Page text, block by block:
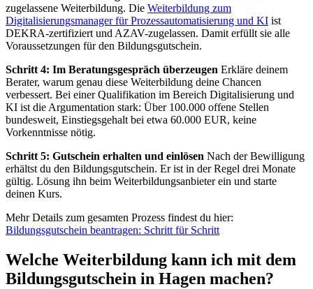
zugelassene Weiterbildung. Die Weiterbildung zum
Digitalisierungsmanager für Prozessautomatisierung und KI ist
DEKRA-zertifiziert und AZAV-zugelassen. Damit erfüllt sie alle
Voraussetzungen für den Bildungsgutschein.
Schritt 4: Im Beratungsgespräch überzeugen Erkläre deinem
Berater, warum genau diese Weiterbildung deine Chancen
verbessert. Bei einer Qualifikation im Bereich Digitalisierung und
KI ist die Argumentation stark: Über 100.000 offene Stellen
bundesweit, Einstiegsgehalt bei etwa 60.000 EUR, keine
Vorkenntnisse nötig.
Schritt 5: Gutschein erhalten und einlösen Nach der Bewilligung
erhältst du den Bildungsgutschein. Er ist in der Regel drei Monate
gültig. Lösung ihn beim Weiterbildungsanbieter ein und starte
deinen Kurs.
Mehr Details zum gesamten Prozess findest du hier:
Bildungsgutschein beantragen: Schritt für Schritt
Welche Weiterbildung kann ich mit dem
Bildungsgutschein in Hagen machen?